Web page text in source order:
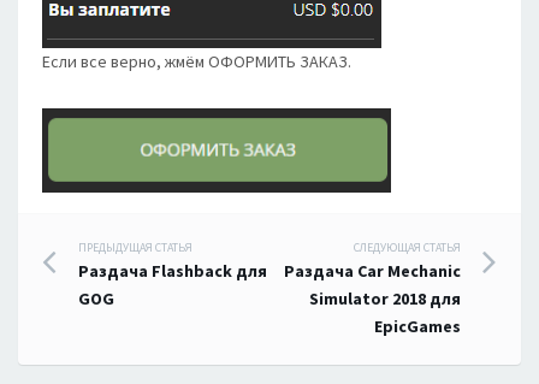
Если все верно, жмём ОФОРМИТЬ ЗАКАЗ.
Навигация
по
записям
ПРЕДЫДУЩАЯ СТАТЬЯ
Раздача Flashback для
GOG
СЛЕДУЮЩАЯ СТАТЬЯ
Раздача Car Mechanic
Simulator 2018 для
EpicGames